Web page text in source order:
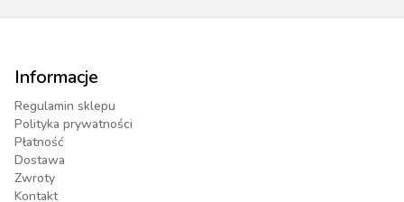
Informacje
Regulamin sklepu
Polityka prywatności
Płatność
Dostawa
Zwroty
Kontakt